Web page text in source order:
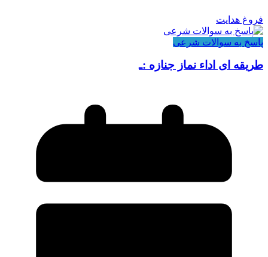
فروغ هدایت
پاسخ به سوالات شرعی
طریقه ای اداء نماز جنازه :ـ